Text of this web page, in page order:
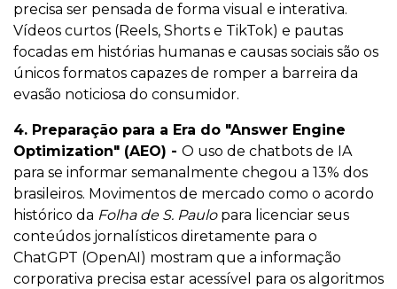
precisa ser pensada de forma visual e interativa.
Vídeos curtos (Reels, Shorts e TikTok) e pautas
focadas em histórias humanas e causas sociais são os
únicos formatos capazes de romper a barreira da
evasão noticiosa do consumidor.
4. Preparação para a Era do "Answer Engine
Optimization" (AEO) - O uso de chatbots de IA
para se informar semanalmente chegou a 13% dos
brasileiros. Movimentos de mercado como o acordo
histórico da Folha de S. Paulopara licenciar seus
conteúdos jornalísticos diretamente para o
ChatGPT (OpenAI) mostram que a informação
corporativa precisa estar acessível para os algoritmos